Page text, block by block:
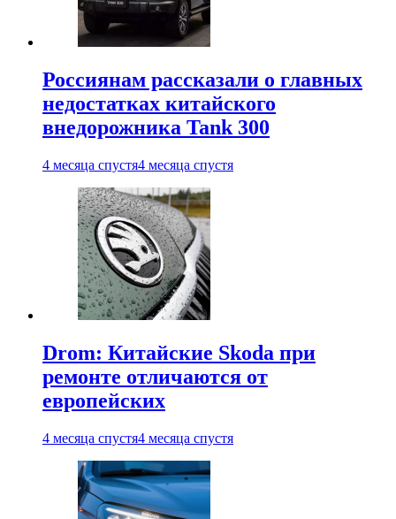
Россиянам рассказали о главных
недостатках китайского
внедорожника Tank 300
4 месяца спустя4 месяца спустя
Drom: Китайские Skoda при
ремонте отличаются от
европейских
4 месяца спустя4 месяца спустя